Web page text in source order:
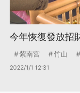
今年恢復發放招
紫南宮 竹山
2022/1/1 12:31